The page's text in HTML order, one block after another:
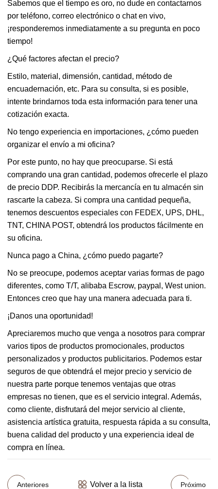
Sabemos que el tiempo es oro, no dude en contactarnos
por teléfono, correo electrónico o chat en vivo,
¡responderemos inmediatamente a su pregunta en poco
tiempo!
¿Qué factores afectan el precio?
Estilo, material, dimensión, cantidad, método de
encuadernación, etc. Para su consulta, si es posible,
intente brindarnos toda esta información para tener una
cotización exacta.
No tengo experiencia en importaciones, ¿cómo pueden
organizar el envío a mi oficina?
Por este punto, no hay que preocuparse. Si está
comprando una gran cantidad, podemos ofrecerle el plazo
de precio DDP. Recibirás la mercancía en tu almacén sin
rascarte la cabeza. Si compra una cantidad pequeña,
tenemos descuentos especiales con FEDEX, UPS, DHL,
TNT, CHINA POST, obtendrá los productos fácilmente en
su oficina.
Nunca pago a China, ¿cómo puedo pagarte?
No se preocupe, podemos aceptar varias formas de pago
diferentes, como T/T, alibaba Escrow, paypal, West union.
Entonces creo que hay una manera adecuada para ti.
¡Danos una oportunidad!
Apreciaremos mucho que venga a nosotros para comprar
varios tipos de productos promocionales, productos
personalizados y productos publicitarios. Podemos estar
seguros de que obtendrá el mejor precio y servicio de
nuestra parte porque tenemos ventajas que otras
empresas no tienen, que es el servicio integral. Además,
como cliente, disfrutará del mejor servicio al cliente,
asistencia artística gratuita, respuesta rápida a su consulta,
buena calidad del producto y una experiencia ideal de
compra en línea.
Anteriores Volver a la lista Próximo